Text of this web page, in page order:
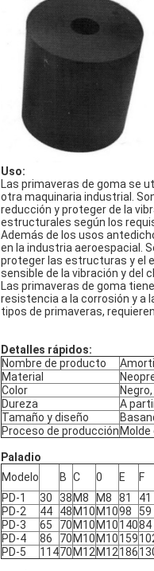
Uso:
Las primaveras de goma se
otra maquinaria industrial.
reducción y proteger de la
estructurales según los
Además de los usos
en la industria aeroespacial.
proteger las estructuras y el
sensible de la vibración y del
Las primaveras de goma
resistencia a la corrosión y a
tipos de primaveras,
Detalles rápidos:
Nombre de producto
Material
Color
Dureza
A
Tamaño y diseño
Proceso de producción
Paladio
Modelo
B C 0 E F
PD-1
30 38 M8 M8 81 41
PD-2
44 48 M10 M1098 59
PD-3
65 70 M10 M1014084
PD-4
86 70 M10 M10159
PD-5
11470 M12 M12186